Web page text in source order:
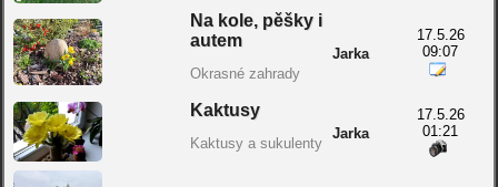
Na kole, pěšky i
autem
Okrasné zahrady
Jarka
17.5.26
09:07
Kaktusy
Kaktusy a sukulenty
Jarka
17.5.26
01:21